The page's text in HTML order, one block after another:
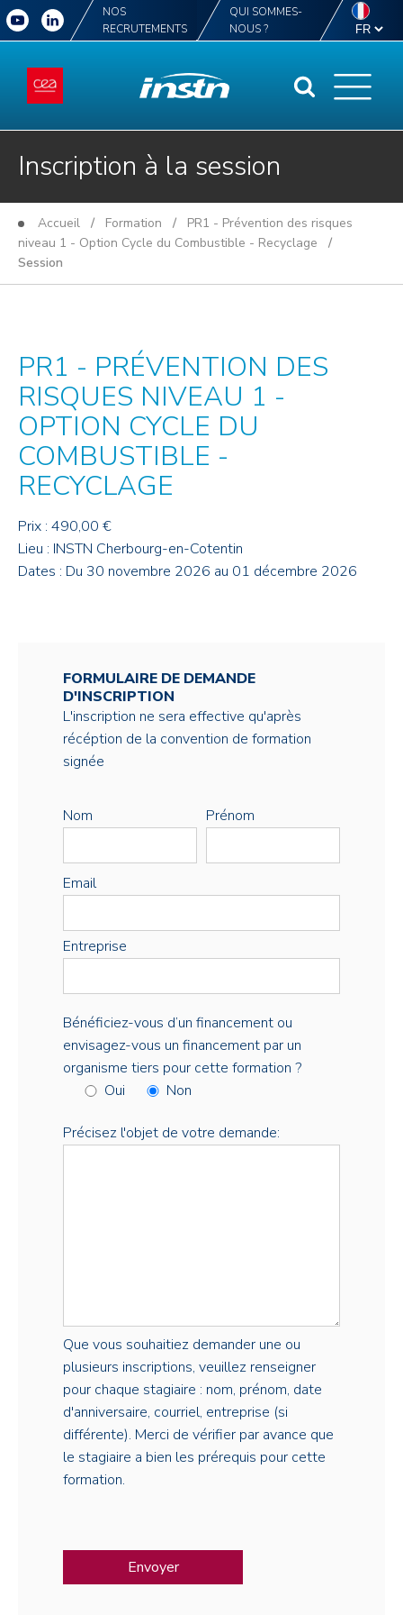
NOS
RECRUTEMENTS
QUI SOMMES-
NOUS ?
Inscription à la session
Accueil / Formation / PR1 - Prévention des risques
niveau 1 - Option Cycle du Combustible - Recyclage /
Session
PR1 - PRÉVENTION DES
RISQUES NIVEAU 1 -
OPTION CYCLE DU
COMBUSTIBLE -
RECYCLAGE
Prix : 490,00 €
Lieu : INSTN Cherbourg-en-Cotentin
Dates : Du 30 novembre 2026 au 01 décembre 2026
FORMULAIRE DE DEMANDE
D'INSCRIPTION
L'inscription ne sera effective qu'après
récéption de la convention de formation
signée
Nom Prénom
Email
Entreprise
Bénéficiez-vous d’un financement ou
envisagez-vous un financement par un
organisme tiers pour cette formation ?
Oui
Non
Précisez l'objet de votre demande:
Que vous souhaitiez demander une ou
plusieurs inscriptions, veuillez renseigner
pour chaque stagiaire : nom, prénom, date
d'anniversaire, courriel, entreprise (si
différente). Merci de vérifier par avance que
le stagiaire a bien les prérequis pour cette
formation.